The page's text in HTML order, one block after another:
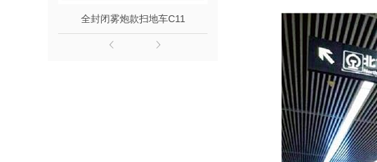
全封闭雾炮款扫地车C11 手推自走洗地机X530B